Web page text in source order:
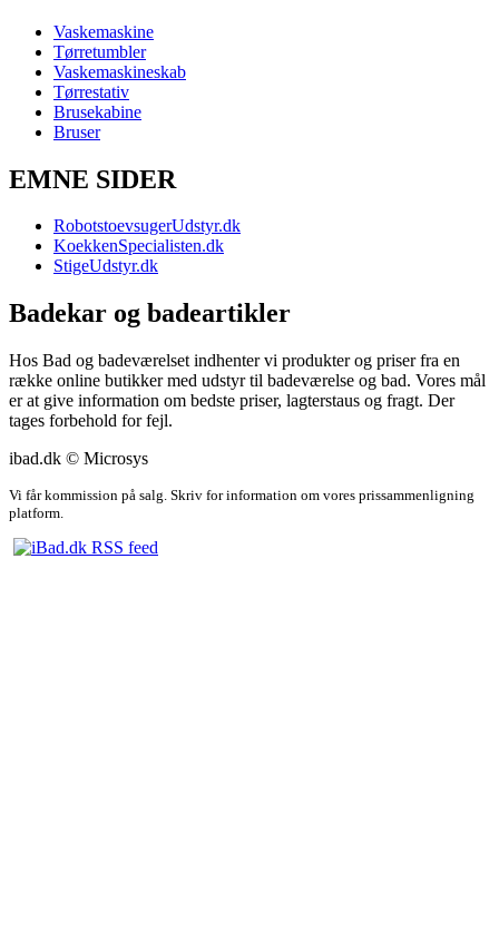
Vaskemaskine
Tørretumbler
Vaskemaskineskab
Tørrestativ
Brusekabine
Bruser
EMNE SIDER
RobotstoevsugerUdstyr.dk
KoekkenSpecialisten.dk
StigeUdstyr.dk
Badekar og badeartikler
Hos Bad og badeværelset indhenter vi produkter og priser fra en
række online butikker med udstyr til badeværelse og bad. Vores mål
er at give information om bedste priser, lagterstaus og fragt. Der
tages forbehold for fejl.
ibad.dk © Microsys
Vi får kommission på salg. Skriv for information om vores prissammenligning
platform.